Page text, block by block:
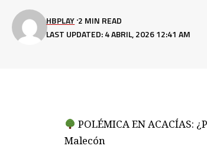
LAST UPDATED: 4 ABRIL, 2026 12:41 AM
HBPLAY 2 MIN READ
POLÉMICA EN ACACÍAS:
Malecón